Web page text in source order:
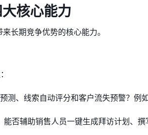
核心能力
长期竞争优势的核心能力。
测、线索自动评分和客户流失预警？例
否辅助销售人员一键生成拜访计划、